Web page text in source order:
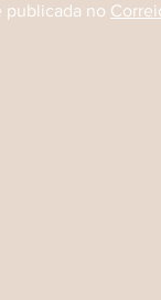
publicada no